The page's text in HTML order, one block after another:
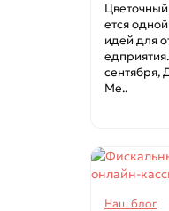
ется
идей для
сентября,
Ме..
Наш блог